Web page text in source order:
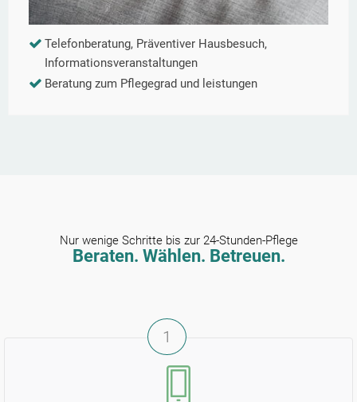
Telefonberatung, Präventiver Hausbesuch,
Informationsveranstaltungen
Beratung zum Pflegegrad und leistungen
Nur wenige Schritte bis zur 24-Stunden-Pflege
Beraten. Wählen. Betreuen.
1